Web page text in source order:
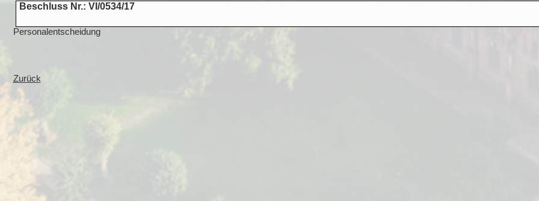
Beschluss Nr.: VI/0534/17
Personalentscheidung
Zurück